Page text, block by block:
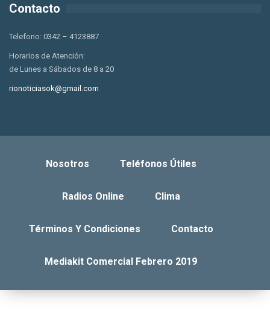
Contacto
Telefono: 0342 – 4123887
Horarios de Atención:
de Lunes a Sábados de 8 a 20
rionoticiasok@gmail.com
Nosotros Teléfonos Útiles
Radios Online Clima
Términos Y Condiciones Contacto
Mediakit Comercial Febrero 2019